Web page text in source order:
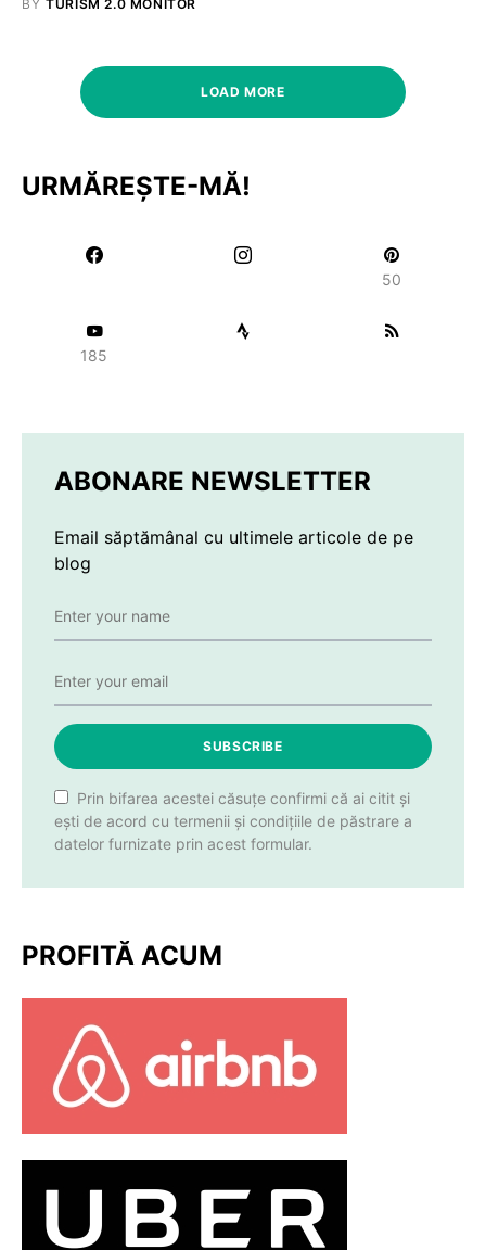
BY TURISM 2.0 MONITOR
LOAD MORE
URMĂREȘTE-MĂ!
50
185
ABONARE NEWSLETTER
Email săptămânal cu ultimele articole de pe
blog
SUBSCRIBE
Prin bifarea acestei căsuțe confirmi că ai citit și
ești de acord cu termenii și condițiile de păstrare a
datelor furnizate prin acest formular.
PROFITĂ ACUM